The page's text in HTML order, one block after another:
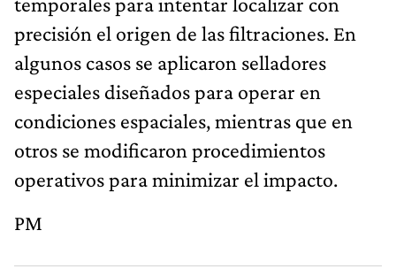
precisión el origen de las filtraciones. En
algunos casos se aplicaron selladores
especiales diseñados para operar en
condiciones espaciales, mientras que en
otros se modificaron procedimientos
operativos para minimizar el impacto.
PM